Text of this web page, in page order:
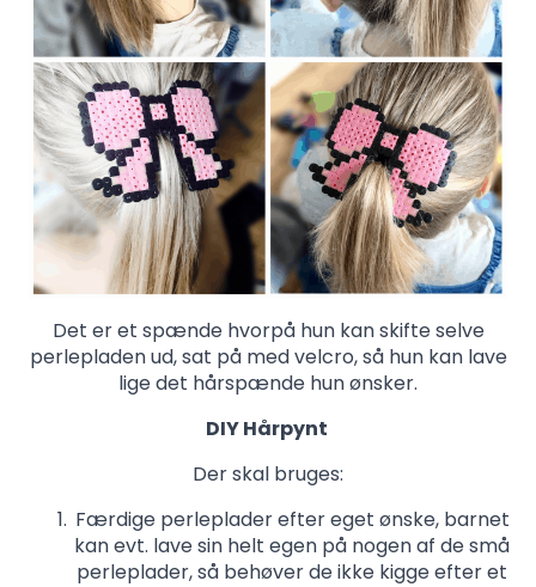
Det er et spænde hvorpå hun kan skifte selve
perlepladen ud, sat på med velcro, så hun kan lave
lige det hårspænde hun ønsker.
DIY Hårpynt
Der skal bruges:
Færdige perleplader efter eget ønske, barnet
kan evt. lave sin helt egen på nogen af de små
perleplader, så behøver de ikke kigge efter et